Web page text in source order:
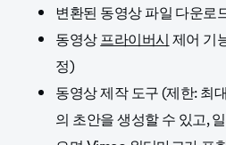
변환된 동영상 파일 다운로
동영상프라이버시제어 기
정)
동영상 제작 도구 (제한: 최
의 초안을 생성할 수 있고,